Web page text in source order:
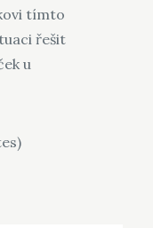
tímto
řešit
u